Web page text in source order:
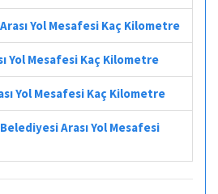
Yol Mesafesi Kaç Kilometre
Yol Mesafesi Kaç Kilometre
Yol Mesafesi Kaç Kilometre
Arası Yol Mesafesi